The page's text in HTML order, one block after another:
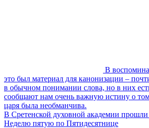
В
это был материал для канонизации –
в обычном понимании слова, но в них
сообщают нам очень важную истину о
царя была необманчива.
В Сретенской духовной академии
Неделю пятую по Пятидесятнице